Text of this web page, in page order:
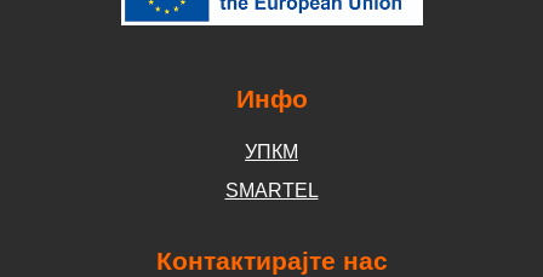
Инфо
УПКМ
SMARTEL
Контактирајте нас